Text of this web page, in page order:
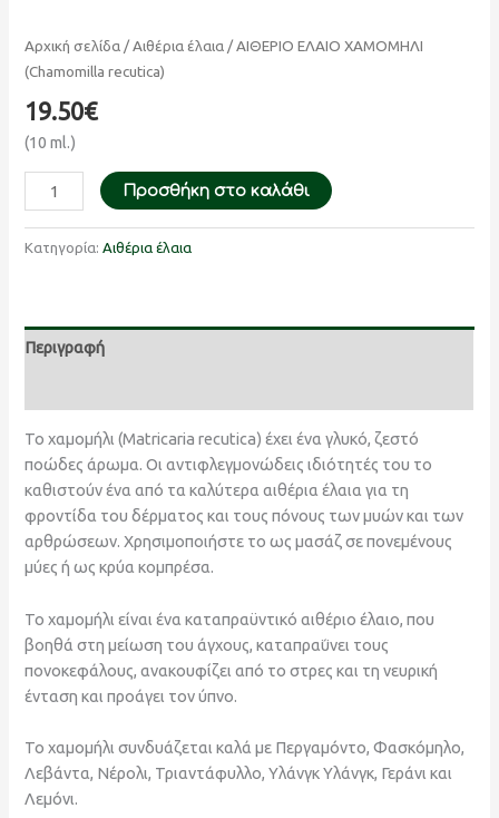
Αρχική σελίδα /Αιθέρια έλαια / ΑΙΘΕΡΙΟ ΕΛΑΙΟ ΧΑΜΟΜΗΛΙ
(Chamomilla recutica)
19.50€
(10 ml.)
Προσθήκη στο καλάθι
Κατηγορία:Αιθέρια έλαια
Περιγραφή
Το χαμομήλι (Matricaria recutica) έχει ένα γλυκό, ζεστό
ποώδες άρωμα. Οι αντιφλεγμονώδεις ιδιότητές του το
καθιστούν ένα από τα καλύτερα αιθέρια έλαια για τη
φροντίδα του δέρματος και τους πόνους των μυών και των
αρθρώσεων. Χρησιμοποιήστε το ως μασάζ σε πονεμένους
μύες ή ως κρύα κομπρέσα.
Το χαμομήλι είναι ένα καταπραϋντικό αιθέριο έλαιο, που
βοηθά στη μείωση του άγχους, καταπραΰνει τους
πονοκεφάλους, ανακουφίζει από το στρες και τη νευρική
ένταση και προάγει τον ύπνο.
Το χαμομήλι συνδυάζεται καλά με Περγαμόντο, Φασκόμηλο,
Λεβάντα, Νέρολι, Τριαντάφυλλο, Υλάνγκ Υλάνγκ, Γεράνι και
Λεμόνι.